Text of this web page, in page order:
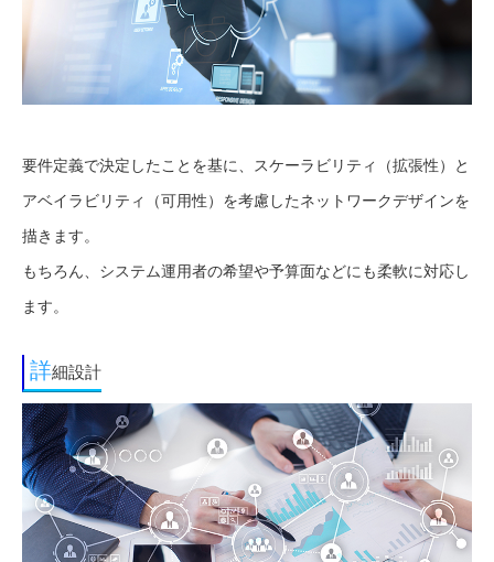
要件定義で決定したことを基に、スケーラビリティ（拡張性）と
アベイラビリティ（可用性）を考慮したネットワークデザインを
描きます。
もちろん、システム運用者の希望や予算面などにも柔軟に対応し
ます。
詳細設計